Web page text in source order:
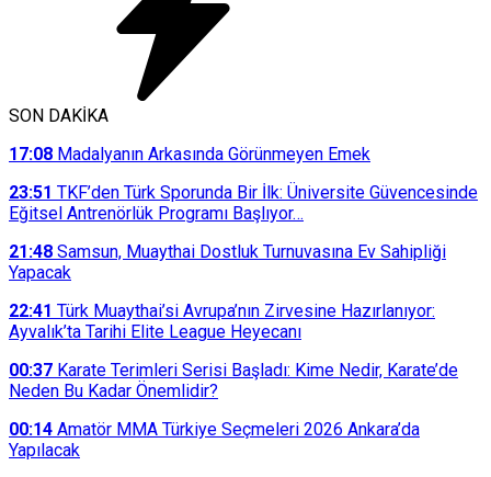
SON DAKİKA
17:08 Madalyanın Arkasında Görünmeyen Emek
23:51 TKF’den Türk Sporunda Bir İlk: Üniversite Güvencesinde
Eğitsel Antrenörlük Programı Başlıyor…
21:48 Samsun, Muaythai Dostluk Turnuvasına Ev Sahipliği
Yapacak
22:41 Türk Muaythai’si Avrupa’nın Zirvesine Hazırlanıyor:
Ayvalık’ta Tarihi Elite League Heyecanı
00:37 Karate Terimleri Serisi Başladı: Kime Nedir, Karate’de
Neden Bu Kadar Önemlidir?
00:14 Amatör MMA Türkiye Seçmeleri 2026 Ankara’da
Yapılacak